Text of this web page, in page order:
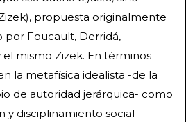
propuesta originalmente
por Foucault, Derridá,
mismo Zizek. En términos
la metafísica idealista -de la
de autoridad jerárquica- como
y disciplinamiento social